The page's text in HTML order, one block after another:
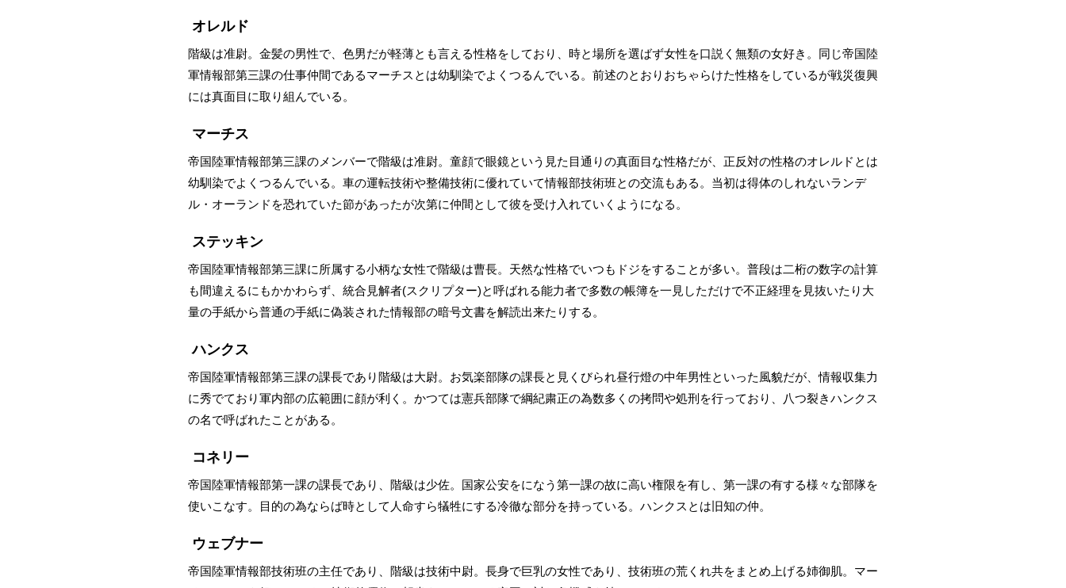
オレルド
階級は准尉。金髪の男性で、色男だが軽薄とも言える性格をしており、時と場所を選ばず女性を口説く無類の女好き。同じ帝国陸
軍情報部第三課の仕事仲間であるマーチスとは幼馴染でよくつるんでいる。前述のとおりおちゃらけた性格をしているが戦災復興
には真面目に取り組んでいる。
マーチス
帝国陸軍情報部第三課のメンバーで階級は准尉。童顔で眼鏡という見た目通りの真面目な性格だが、正反対の性格のオレルドとは
幼馴染でよくつるんでいる。車の運転技術や整備技術に優れていて情報部技術班との交流もある。当初は得体のしれないランデ
ル・オーランドを恐れていた節があったが次第に仲間として彼を受け入れていくようになる。
ステッキン
帝国陸軍情報部第三課に所属する小柄な女性で階級は曹長。天然な性格でいつもドジをすることが多い。普段は二桁の数字の計算
も間違えるにもかかわらず、統合見解者(スクリプター)と呼ばれる能力者で多数の帳簿を一見しただけで不正経理を見抜いたり大
量の手紙から普通の手紙に偽装された情報部の暗号文書を解読出来たりする。
ハンクス
帝国陸軍情報部第三課の課長であり階級は大尉。お気楽部隊の課長と見くびられ昼行燈の中年男性といった風貌だが、情報収集力
に秀でており軍内部の広範囲に顔が利く。かつては憲兵部隊で綱紀粛正の為数多くの拷問や処刑を行っており、八つ裂きハンクス
の名で呼ばれたことがある。
コネリー
帝国陸軍情報部第一課の課長であり、階級は少佐。国家公安をになう第一課の故に高い権限を有し、第一課の有する様々な部隊を
使いこなす。目的の為ならば時として人命すら犠牲にする冷徹な部分を持っている。ハンクスとは旧知の仲。
ウェブナー
帝国陸軍情報部技術班の主任であり、階級は技術中尉。長身で巨乳の女性であり、技術班の荒くれ共をまとめ上げる姉御肌。マー